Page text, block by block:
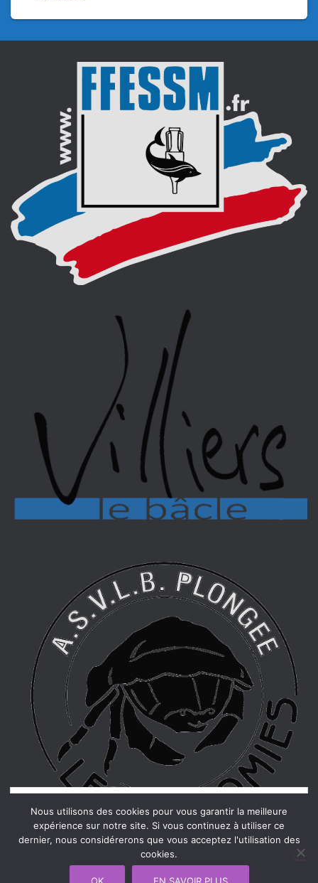
Hestia | Développé parThemeIsle
utiliser ce site Web, vous acceptez leur utilisation.
Pour en savoir plus, notamment sur la façon de contrôler les cookies,
Politique relative aux cookies
Nous utilisons des cookies pour vous garantir la meilleure
expérience sur notre site. Si vous continuez à utiliser ce
dernier, nous considérerons que vous acceptez l'utilisation des
cookies.